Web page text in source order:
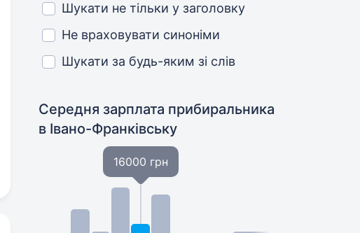
Шукати не тільки у заголовку
Не враховувати синоніми
Шукати за будь-яким зі слів
Середня зарплата прибиральника
в Івано-Франківську
16000 грн